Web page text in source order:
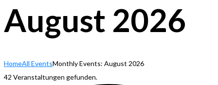
August 2026
HomeAll EventsMonthly Events: August 2026
42 Veranstaltungen gefunden.